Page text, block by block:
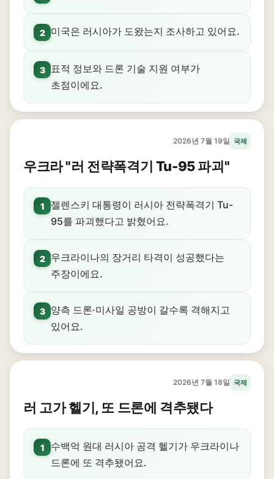
2 미국은 러시아가 도왔는지 조사하고 있어요.
3
표적 정보와 드론 기술 지원 여부가
초점이에요.
2026년 7월 19일 국제
우크라 "러 전략폭격기 Tu-95 파괴"
1
젤렌스키 대통령이 러시아 전략폭격기 Tu-
95를 파괴했다고 밝혔어요.
2
우크라이나의 장거리 타격이 성공했다는
주장이에요.
3
양측 드론·미사일 공방이 갈수록 격해지고
있어요.
2026년 7월 18일 국제
러 고가 헬기, 또 드론에 격추됐다
1
수백억 원대 러시아 공격 헬기가 우크라이나
드론에 또 격추됐어요.